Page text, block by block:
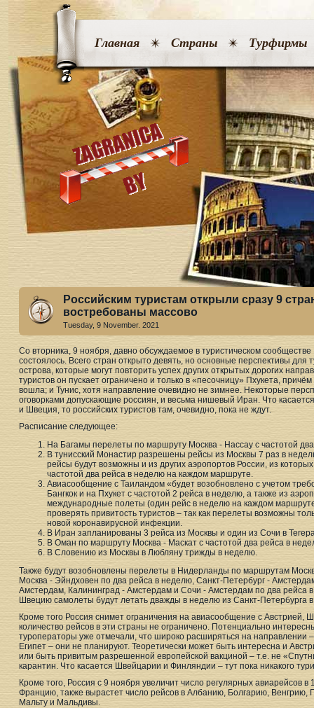
Главная Страны Турфирмы
Российским туристам открыли сразу 9
востребованы массово
Tuesday, 9 November. 2021
Со вторника, 9 ноября, давно обсуждаемое в туристическом
состоялось. Всего стран открыто девять, но основные перспективы для
острова, которые могут повторить успех других открытых дорогих
туристов он пускает ограничено и только в «песочницу» Пхукета,
вошла; и Тунис, хотя направление очевидно не зимнее. Некоторые
оговорками допускающие россиян, и весьма нишевый Иран. Что
и Швеция, то российских туристов там, очевидно, пока не ждут.
Расписание следующее:
На Багамы перелеты по маршруту Москва - Нассау с частотой
В тунисский Монастир разрешены рейсы из Москвы 7 раз в
рейсы будут возможны и из других аэропортов России, из
частотой два рейса в неделю на каждом маршруте.
Авиасообщение с Таиландом «будет возобновлено с учетом
Бангкок и на Пхукет с частотой 2 рейса в неделю, а также из
международные полеты (один рейс в неделю на каждом
проверять привитость туристов – так как перелеты возможны
новой коронавирусной инфекции.
В Иран запланированы 3 рейса из Москвы и один из Сочи в
В Оман по маршруту Москва - Маскат с частотой два рейса в
В Словению из Москвы в Любляну трижды в неделю.
Также будут возобновлены перелеты в Нидерланды по маршрутам
Москва - Эйндховен по два рейса в неделю, Санкт-Петербург -
Амстердам, Калининград - Амстердам и Сочи - Амстердам по два
Швецию самолеты будут летать дважды в неделю из Санкт-Петербурга
Кроме того Россия снимет ограничения на авиасообщение с
количество рейсов в эти страны не ограничено. Потенциально
туроператоры уже отмечали, что широко расширяться на направлении
Египет – они не планируют. Теоретически может быть интересна и
или быть привитым разрешенной европейской вакциной – т.е. не
карантин. Что касается Швейцарии и Финляндии – тут пока никакого
Кроме того, Россия с 9 ноября увеличит число регулярных
Францию, также вырастет число рейсов в Албанию, Болгарию,
Мальту и Мальдивы.